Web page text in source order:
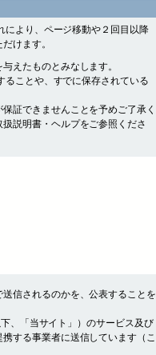
より、ページ移動や２回目以降
けます。
えたものとみなします。
ことや、すでに保存されている
証できませんことを予めご了承く
説明書・ヘルプをご参照くださ
信されるのかを、公表することを
、「当サイト」）のサービス及び
する事業者に送信しています（こ